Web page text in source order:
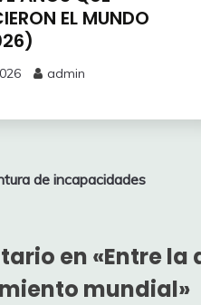
EL MUNDO
admin
de incapacidades
en «Entre la
mundial»